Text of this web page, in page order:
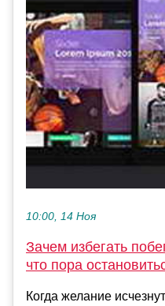
10:00, 14 Ноя
Зачем избегать
что пора
Когда желание